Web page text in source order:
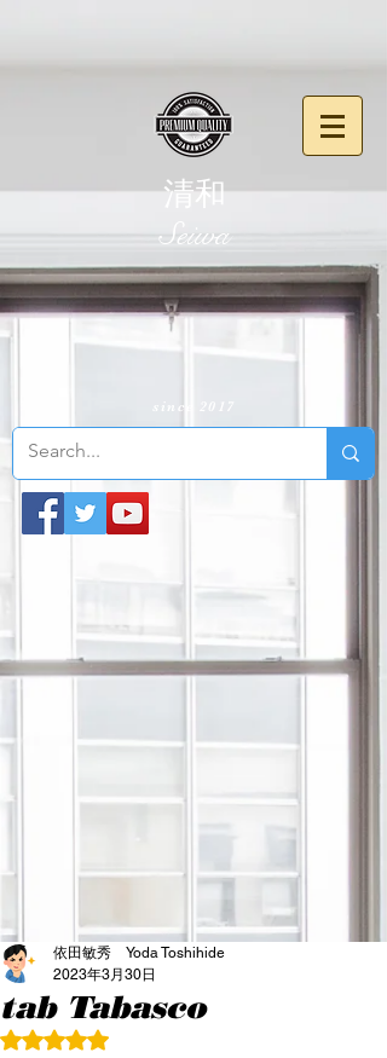
清和
​Seiwa
since 2017
tab Tabasco
依田敏秀 Yoda Toshihide
2023年3月30日
5つ星のうちNaNと評価されています。